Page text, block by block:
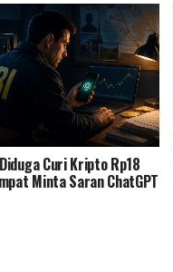
Curi Kripto Rp18
Minta Saran ChatGPT